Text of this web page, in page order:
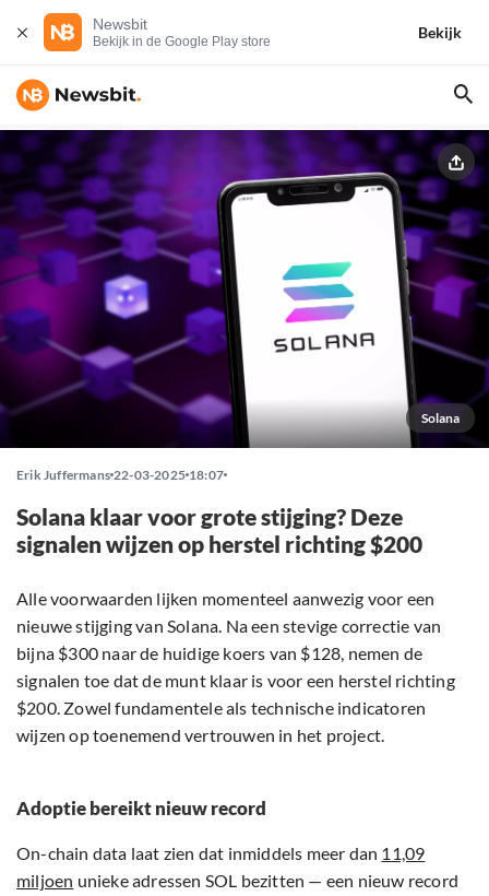
Newsbit
Bekijk in de Google Play store
Bekijk
Solana
Erik Juffermans 22-03-2025 18:07
Solana klaar voor grote stijging? Deze
signalen wijzen op herstel richting $200
Alle voorwaarden lijken momenteel aanwezig voor een
nieuwe stijging van Solana. Na een stevige correctie van
bijna $300 naar de huidige koers van $128, nemen de
signalen toe dat de munt klaar is voor een herstel richting
$200. Zowel fundamentele als technische indicatoren
wijzen op toenemend vertrouwen in het project.
Adoptie bereikt nieuw record
On-chain data laat zien dat inmiddels meer dan 11,09
miljoen unieke adressen SOL bezitten — een nieuw record